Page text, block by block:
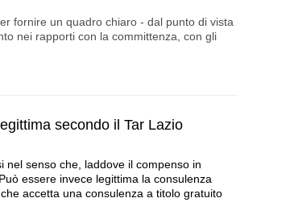
fornire un quadro chiaro - dal punto di vista
nei rapporti con la committenza, con gli
secondo il Tar Lazio
nel senso che, laddove il compenso in
essere invece legittima la consulenza
accetta una consulenza a titolo gratuito